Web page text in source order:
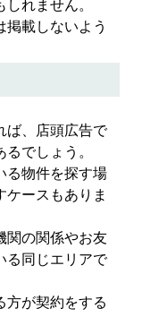
れません。
載しないよう
ば、店頭広告で
でしょう。
る物件を探す場
ースもありま
関の関係やお友
る同じエリアで
方が契約をする